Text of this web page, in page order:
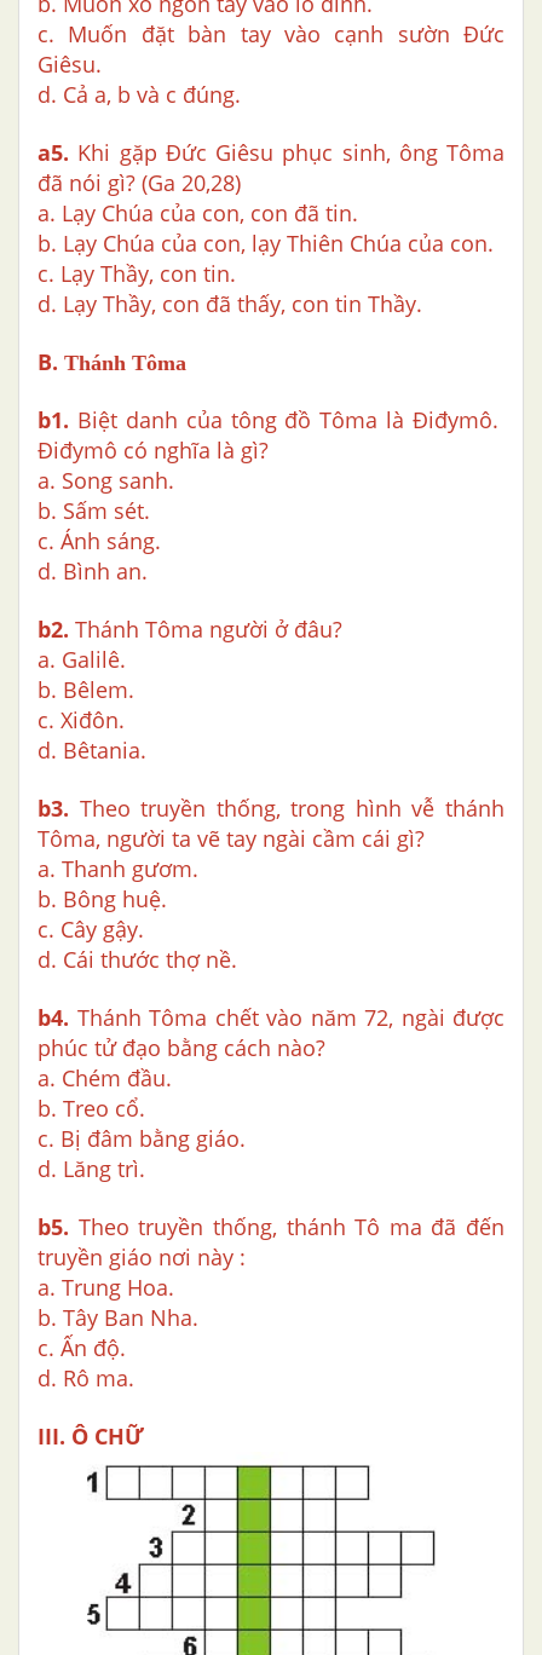
c. Muốn đặt bàn tay vào cạnh sườn Đức
Giêsu.
d. Cả a, b và c đúng.
a5. Khi gặp Đức Giêsu phục sinh, ông Tôma
đã nói gì? (Ga 20,28)
a. Lạy Chúa của con, con đã tin.
b. Lạy Chúa của con, lạy Thiên Chúa của con.
c. Lạy Thầy, con tin.
d. Lạy Thầy, con đã thấy, con tin Thầy.
B. Thánh Tôma
b1. Biệt danh của tông đồ Tôma là Điđymô.
Điđymô có nghĩa là gì?
a. Song sanh.
b. Sấm sét.
c. Ánh sáng.
d. Bình an.
b2. Thánh Tôma người ở đâu?
a. Galilê.
b. Bêlem.
c. Xiđôn.
d. Bêtania.
b3. Theo truyền thống, trong hình vễ thánh
Tôma, người ta vẽ tay ngài cầm cái gì?
a. Thanh gươm.
b. Bông huệ.
c. Cây gậy.
d. Cái thước thợ nề.
b4. Thánh Tôma chết vào năm 72, ngài được
phúc tử đạo bằng cách nào?
a. Chém đầu.
b. Treo cổ.
c. Bị đâm bằng giáo.
d. Lăng trì.
b5. Theo truyền thống, thánh Tô ma đã đến
truyền giáo nơi này :
a. Trung Hoa.
b. Tây Ban Nha.
c. Ấn độ.
d. Rô ma.
III. Ô CHỮ